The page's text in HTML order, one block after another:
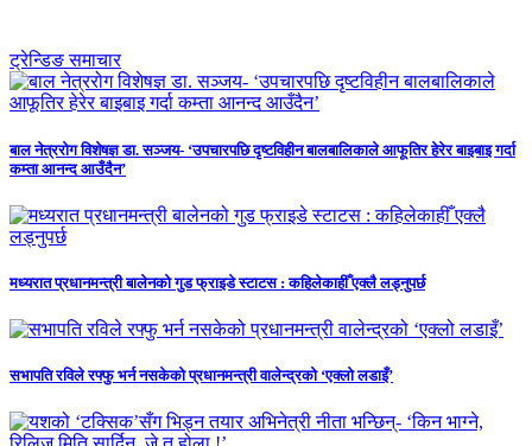
ट्रेन्डिङ समाचार
बाल नेत्ररोग विशेषज्ञ डा. सञ्जय- ‘उपचारपछि दृष्टविहीन बालबालिकाले आफूतिर हेरेर बाइबाइ गर्दा
कम्ता आनन्द आउँदैन’
मध्यरात प्रधानमन्त्री बालेनको गुड फ्राइडे स्टाटस : कहिलेकाहीँ एक्लै लड्नुपर्छ
सभापति रविले रफ्फु भर्न नसकेको प्रधानमन्त्री वालेन्द्रको ‘एक्लो लडाइँ’